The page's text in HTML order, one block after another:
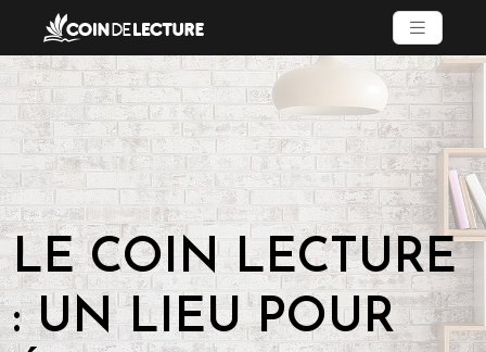
LE COIN LECTURE
: UN LIEU POUR